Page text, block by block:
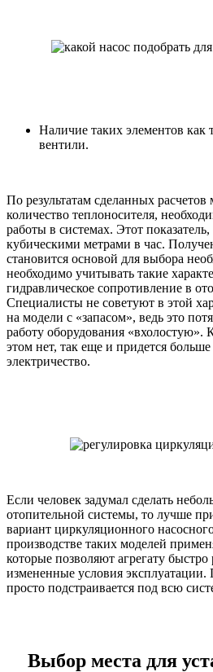
Наличие таких элементов как
вентили.
По результатам сделанных
количество теплоносителя,
работы в системах. Этот
кубическими метрами в час.
становится основой для выбора
необходимо учитывать такие
гидравлическое сопротивление в
Специалисты не советуют в этой
на модели с «запасом», ведь это
работу оборудования «вхолостую».
этом нет, так еще и придется больше
электричество.
Если человек задумал сделать
отопительной системы, то лучше
вариант циркуляционного
производстве таких моделей
которые позволяют агрегату быстро
измененные условия эксплуатации.
просто подстраивается под всю
Выбор места для